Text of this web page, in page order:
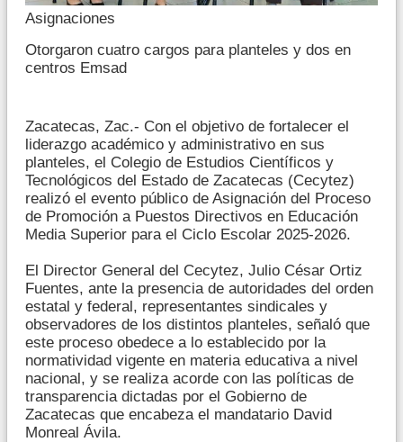
Asignaciones
Otorgaron cuatro cargos para planteles y dos en
centros Emsad
Zacatecas, Zac.- Con el objetivo de fortalecer el
liderazgo académico y administrativo en sus
planteles, el Colegio de Estudios Científicos y
Tecnológicos del Estado de Zacatecas (Cecytez)
realizó el evento público de Asignación del Proceso
de Promoción a Puestos Directivos en Educación
Media Superior para el Ciclo Escolar 2025-2026.
El Director General del Cecytez, Julio César Ortiz
Fuentes, ante la presencia de autoridades del orden
estatal y federal, representantes sindicales y
observadores de los distintos planteles, señaló que
este proceso obedece a lo establecido por la
normatividad vigente en materia educativa a nivel
nacional, y se realiza acorde con las políticas de
transparencia dictadas por el Gobierno de
Zacatecas que encabeza el mandatario David
Monreal Ávila.